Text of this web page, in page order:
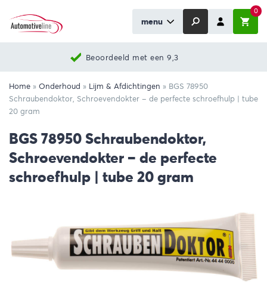
menu
0
Beoordeeld met een 9,3
Home » Onderhoud » Lijm & Afdichtingen » BGS 78950
Schraubendoktor, Schroevendokter – de perfecte schroefhulp | tube
20 gram
BGS 78950 Schraubendoktor,
Schroevendokter – de perfecte
schroefhulp | tube 20 gram